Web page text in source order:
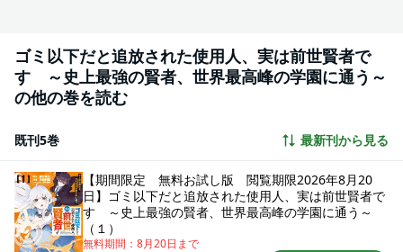
ゴミ以下だと追放された使用人、実は前世賢者で
す ～史上最強の賢者、世界最高峰の学園に通う～
の他の巻を読む
既刊5巻 最新刊から見る
【期間限定 無料お試し版 閲覧期限2026年8月20
日】ゴミ以下だと追放された使用人、実は前世賢者で
す ～史上最強の賢者、世界最高峰の学園に通う～
（１）
無料期間： 8月20日 まで